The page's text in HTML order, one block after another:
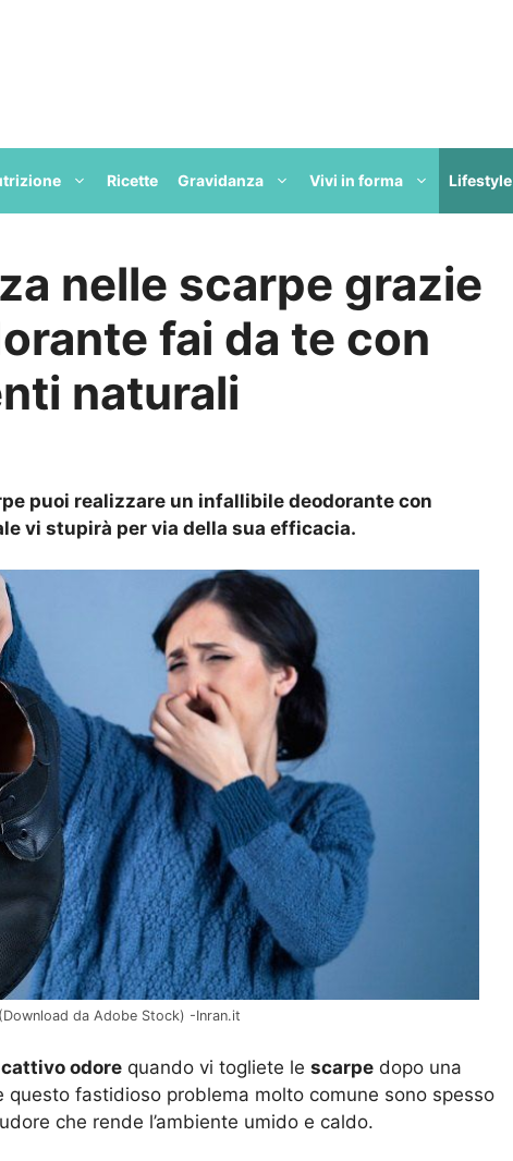
Ricette Gravidanza Vivi in forma Lifestyle
nelle scarpe grazie
fai da te con
naturali
puoi realizzare un infallibile deodorante con
vi stupirà per via della sua efficacia.
da Adobe Stock) -Inran.it
cattivo odore quando vi togliete le scarpe dopo una
questo fastidioso problema molto comune sono spesso
che rende l’ambiente umido e caldo.